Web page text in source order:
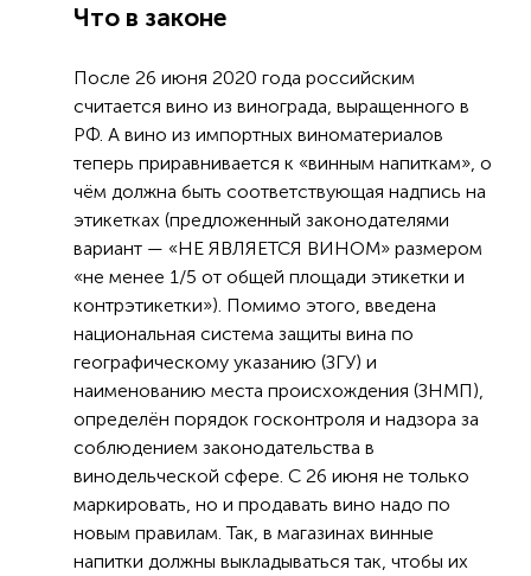
Что в законе
После 26 июня 2020 года российским
считается вино из винограда, выращенного в
РФ. А вино из импортных виноматериалов
теперь приравнивается к «винным напиткам», о
чём должна быть соответствующая надпись на
этикетках (предложенный законодателями
вариант — «НЕ ЯВЛЯЕТСЯ ВИНОМ» размером
«не менее 1/5 от общей площади этикетки и
контрэтикетки»). Помимо этого, введена
национальная система защиты вина по
географическому указанию (ЗГУ) и
наименованию места происхождения (ЗНМП),
определён порядок госконтроля и надзора за
соблюдением законодательства в
винодельческой сфере. С 26 июня не только
маркировать, но и продавать вино надо по
новым правилам. Так, в магазинах винные
напитки должны выкладываться так, чтобы их